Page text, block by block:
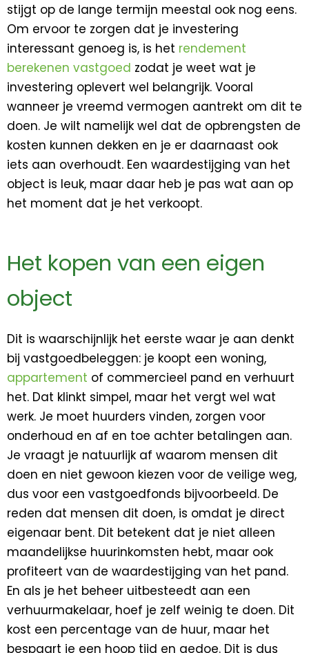
stijgt op de lange termijn meestal ook nog eens.
Om ervoor te zorgen dat je investering
interessant genoeg is, is het rendement
berekenen vastgoed zodat je weet wat je
investering oplevert wel belangrijk. Vooral
wanneer je vreemd vermogen aantrekt om dit te
doen. Je wilt namelijk wel dat de opbrengsten de
kosten kunnen dekken en je er daarnaast ook
iets aan overhoudt. Een waardestijging van het
object is leuk, maar daar heb je pas wat aan op
het moment dat je het verkoopt.
Het kopen van een eigen
object
Dit is waarschijnlijk het eerste waar je aan denkt
bij vastgoedbeleggen: je koopt een woning,
appartement of commercieel pand en verhuurt
het. Dat klinkt simpel, maar het vergt wel wat
werk. Je moet huurders vinden, zorgen voor
onderhoud en af en toe achter betalingen aan.
Je vraagt je natuurlijk af waarom mensen dit
doen en niet gewoon kiezen voor de veilige weg,
dus voor een vastgoedfonds bijvoorbeeld. De
reden dat mensen dit doen, is omdat je direct
eigenaar bent. Dit betekent dat je niet alleen
maandelijkse huurinkomsten hebt, maar ook
profiteert van de waardestijging van het pand.
En als je het beheer uitbesteedt aan een
verhuurmakelaar, hoef je zelf weinig te doen. Dit
kost een percentage van de huur, maar het
bespaart je een hoop tijd en gedoe. Dit is dus